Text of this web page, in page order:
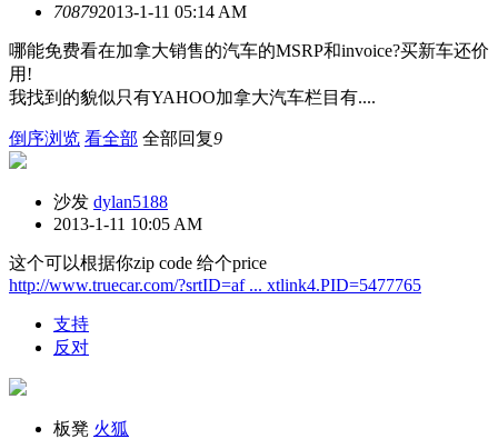
708792013-1-11 05:14 AM
哪能免费看在加拿大销售的汽车的MSRP和invoice?买新车还价
用!
我找到的貌似只有YAHOO加拿大汽车栏目有....
倒序浏览 看全部 全部回复9
沙发 dylan5188
2013-1-11 10:05 AM
这个可以根据你zip code 给个price
http://www.truecar.com/?srtID=af ... xtlink4.PID=5477765
支持
反对
板凳 火狐